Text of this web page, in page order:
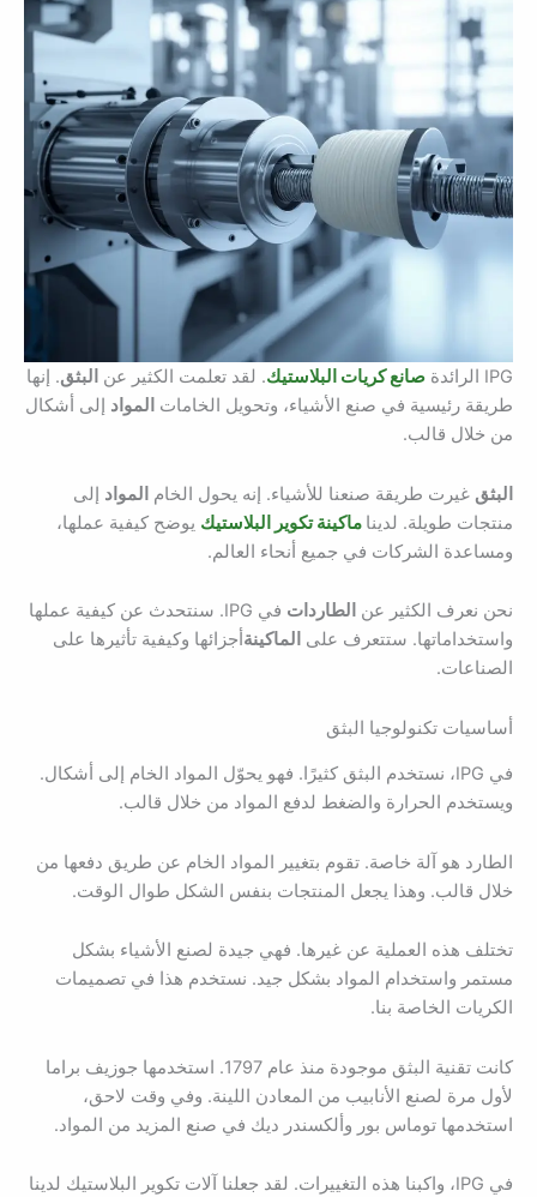
IPG الرائدة صانع كريات البلاستيك. لقد تعلمت الكثير عن البثق. إنها
طريقة رئيسية في صنع الأشياء، وتحويل الخامات المواد إلى أشكال
من خلال قالب.
البثق غيرت طريقة صنعنا للأشياء. إنه يحول الخام المواد إلى
منتجات طويلة. لدينا ماكينة تكوير البلاستيك يوضح كيفية عملها،
ومساعدة الشركات في جميع أنحاء العالم.
نحن نعرف الكثير عن الطاردات
في IPG. سنتحدث عن كيفية عملها
واستخداماتها. ستتعرف على الماكينةأجزائها وكيفية تأثيرها على
الصناعات.
أساسيات تكنولوجيا البثق
في IPG، نستخدم البثق كثيرًا. فهو يحوّل المواد الخام إلى أشكال.
ويستخدم الحرارة والضغط لدفع المواد من خلال قالب.
الطارد هو آلة خاصة. تقوم بتغيير المواد الخام عن طريق دفعها من
خلال قالب. وهذا يجعل المنتجات بنفس الشكل طوال الوقت.
تختلف هذه العملية عن غيرها. فهي جيدة لصنع الأشياء بشكل
مستمر واستخدام المواد بشكل جيد. نستخدم هذا في تصميمات
الكريات الخاصة بنا.
كانت تقنية البثق موجودة منذ عام 1797. استخدمها جوزيف براما
لأول مرة لصنع الأنابيب من المعادن اللينة. وفي وقت لاحق،
استخدمها توماس بور وألكسندر ديك في صنع المزيد من المواد.
في IPG، واكبنا هذه التغييرات. لقد جعلنا آلات تكوير البلاستيك لدينا